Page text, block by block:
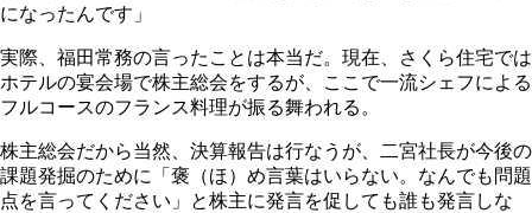
になったんです」
実際、福田常務の言ったことは本当だ。現在、さくら住宅では
ホテルの宴会場で株主総会をするが、ここで一流シェフによる
フルコースのフランス料理が振る舞われる。
株主総会だから当然、決算報告は行なうが、二宮社長が今後の
課題発掘のために「褒（ほ）め言葉はいらない。なんでも問題
点を言ってください」と株主に発言を促しても誰も発言しな